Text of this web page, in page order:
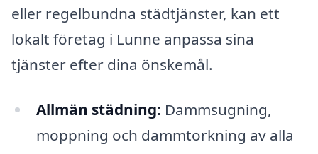
eller regelbundna städtjänster, kan ett
lokalt företag i Lunne anpassa sina
tjänster efter dina önskemål.
Allmän städning: Dammsugning,
moppning och dammtorkning av alla